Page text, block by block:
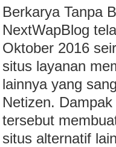
Berkarya Tanpa
NextWapBlog
Oktober 2016
situs layanan
lainnya yang
Netizen.
tersebut
situs alternatif